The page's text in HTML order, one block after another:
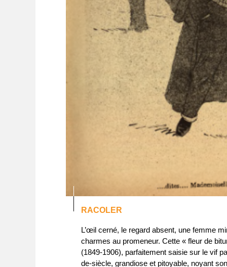
RACOLER
L’œil cerné, le regard absent, une femme
charmes au promeneur. Cette « fleur de
(1849-1906), parfaitement saisie sur le vif
de-siècle, grandiose et pitoyable, noyant